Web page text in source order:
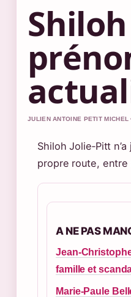
JULIEN ANTOINE PETIT MICHEL
Shiloh Jolie‑Pitt
propre route,
A NE PAS
Jean-
famille et
Marie-Paule